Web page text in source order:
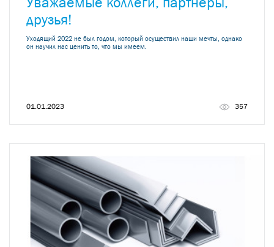
друзья!
Уходящий 2022 не был годом, который осуществил наши мечты, однако
он научил нас ценить то, что мы имеем.
01.01.2023 357